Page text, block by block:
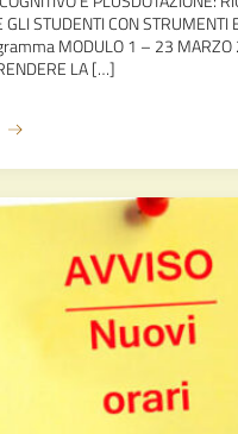
GLI STUDENTI CON STRUMENTI
MODULO 1 – 23
LA […]